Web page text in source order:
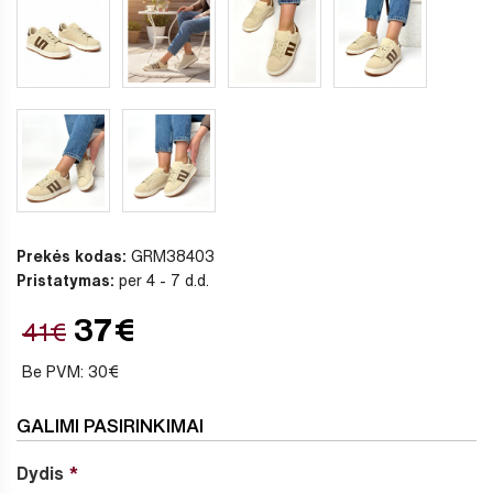
Prekės kodas: GRM38403
Pristatymas: per 4 - 7 d.d.
41€ 37€
Be PVM: 30€
GALIMI PASIRINKIMAI
Dydis